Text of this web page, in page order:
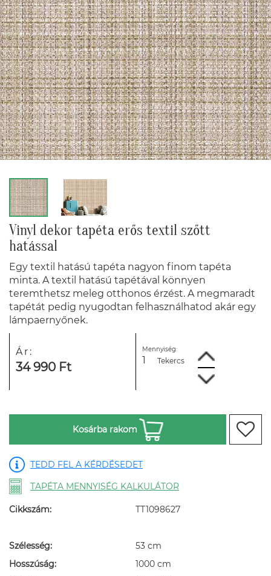
Vinyl dekor tapéta erős textil szőtt
hatással
Egy textil hatású tapéta nagyon finom tapéta
minta. A textil hatású tapétával könnyen
teremthetsz meleg otthonos érzést. A megmaradt
tapétát pedig nyugodtan felhasználhatod akár egy
lámpaernyőnek.
Ár:
34 990 Ft
Mennyiség:
Tekercs
Kosárba rakom
TEDD FEL A KÉRDÉSEDET
TAPÉTA MENNYISÉG KALKULÁTOR
Cikkszám: TT1098627
Szélesség:
53 cm
Hosszúság:
1000 cm